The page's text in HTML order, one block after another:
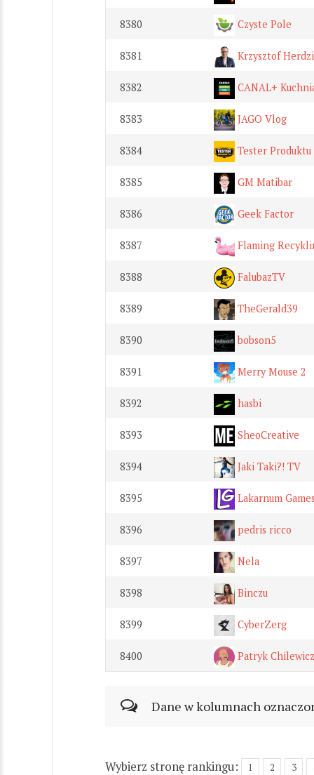
8380 Czyste Pole
8381 Krzysztof
8382 CANAL+
8383 JAGO Vlog
8384 Tester Produktu
8385 GM Matibar
8386 Geek Factor
8387 Flaming
8388 FalubazTV
8389 TheGerald39
8390 bobson5
8391 Merry Mouse 2
8392 hasbi
8393 SheoCreative
8394 Jaki Taki?! TV
8395 Lakarnum
8396 pedris ricco
8397 Nela
8398 Binczu
8399 CyberZerg
8400 Patryk Chilewicz
Dane w kolumnach
Wybierz stronę rankingu: 1 2 3